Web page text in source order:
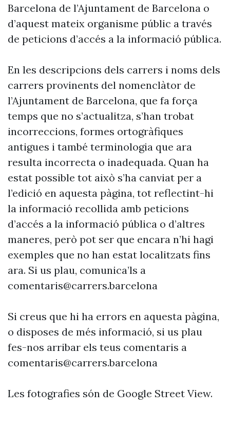
Barcelona de l’Ajuntament de Barcelona o
d’aquest mateix organisme públic a través
de peticions d’accés a la informació pública.
En les descripcions dels carrers i noms dels
carrers provinents del nomenclàtor de
l’Ajuntament de Barcelona, que fa força
temps que no s’actualitza, s’han trobat
incorreccions, formes ortogràfiques
antigues i també terminologia que ara
resulta incorrecta o inadequada. Quan ha
estat possible tot això s’ha canviat per a
l’edició en aquesta pàgina, tot reflectint-hi
la informació recollida amb peticions
d’accés a la informació pública o d’altres
maneres, però pot ser que encara n’hi hagi
exemples que no han estat localitzats fins
ara. Si us plau, comunica’ls a
comentaris@carrers.barcelona
Si creus que hi ha errors en aquesta pàgina,
o disposes de més informació, si us plau
fes-nos arribar els teus comentaris a
comentaris@carrers.barcelona
Les fotografies són de Google Street View.